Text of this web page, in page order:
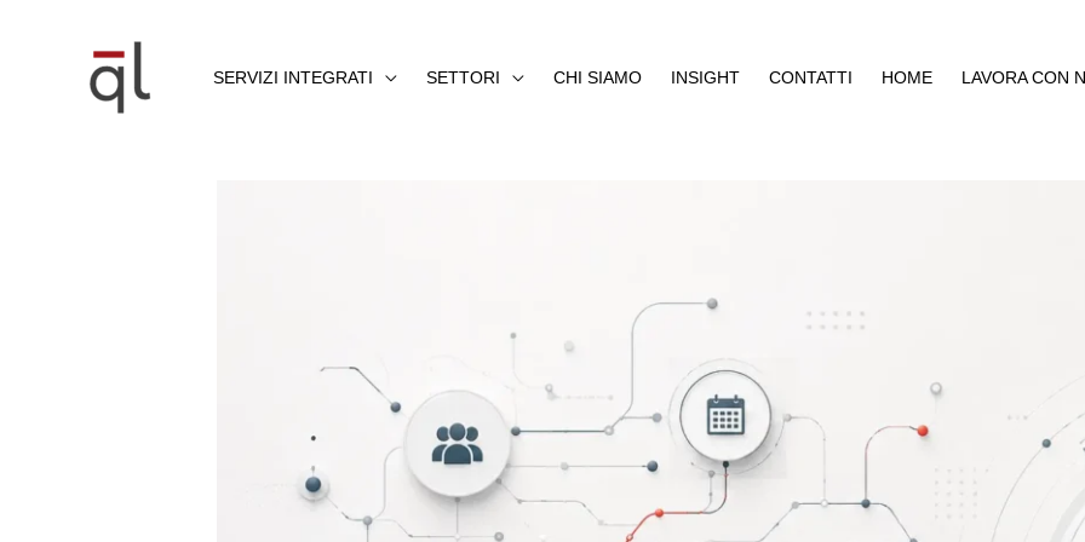
contenuto
SERVIZI INTEGRATI SETTORI CHI SIAMO INSIGHT CONTATTI HOME LAVORA CON